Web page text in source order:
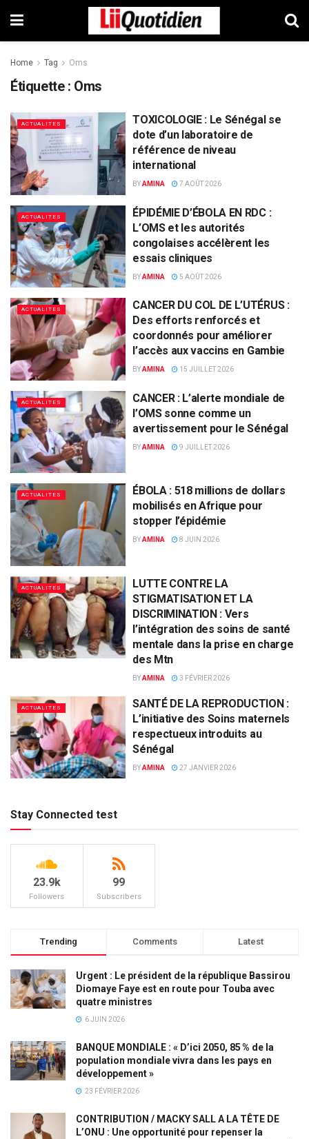
Home Tag Oms
Étiquette : Oms
ACTUALITES
TOXICOLOGIE : Le Sénégal se
dote d’un laboratoire de
référence de niveau
international
BYAMINA 7 AOÛT 2026
ACTUALITES
ÉPIDÉMIE D’ÉBOLA EN RDC :
L’OMS et les autorités
congolaises accélèrent les
essais cliniques
BYAMINA 5 AOÛT 2026
ACTUALITES
CANCER DU COL DE L’UTÉRUS :
Des efforts renforcés et
coordonnés pour améliorer
l’accès aux vaccins en Gambie
BYAMINA 15 JUILLET 2026
ACTUALITES
CANCER : L’alerte mondiale de
l’OMS sonne comme un
avertissement pour le Sénégal
BYAMINA 9 JUILLET 2026
ACTUALITES
ÉBOLA : 518 millions de dollars
mobilisés en Afrique pour
stopper l’épidémie
BYAMINA 8 JUIN 2026
ACTUALITES
LUTTE CONTRE LA
STIGMATISATION ET LA
DISCRIMINATION : Vers
l’intégration des soins de santé
mentale dans la prise en charge
des Mtn
BYAMINA 3 FÉVRIER 2026
ACTUALITES
SANTÉ DE LA REPRODUCTION :
L’initiative des Soins maternels
respectueux introduits au
Sénégal
BYAMINA 27 JANVIER 2026
Stay Connected test
23.9k
Followers
99
Subscribers
Trending Comments Latest
Urgent : Le président de la république Bassirou
Diomaye Faye est en route pour Touba avec
quatre ministres
6 JUIN 2026
BANQUE MONDIALE : « D’ici 2050, 85 % de la
population mondiale vivra dans les pays en
développement »
23 FÉVRIER 2026
CONTRIBUTION / MACKY SALL A LA TÊTE DE
L’ONU : Une opportunité pour repenser la